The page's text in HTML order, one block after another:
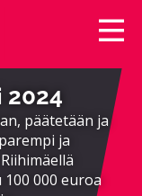
päätetään ja
ja
000 euroa